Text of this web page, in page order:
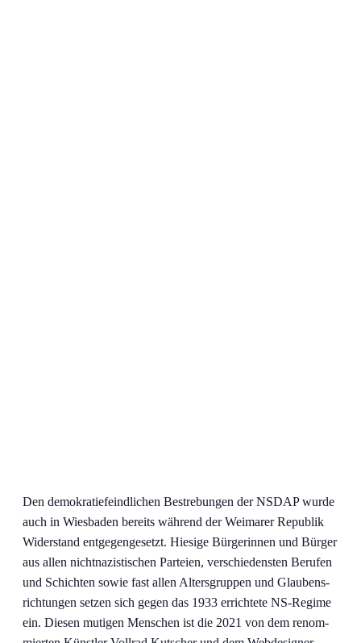
Den de­mo­kra­tie­feind­li­chen Be­stre­bun­gen der NSDAP wur­de
auch in Wies­ba­den be­reits wäh­rend der Wei­ma­rer Re­pu­blik
Wi­der­stand ent­ge­gen­ge­setzt. Hie­si­ge Bür­ge­rin­nen und Bür­ger
aus al­len nicht­na­zis­ti­schen Par­tei­en, ver­schie­dens­ten Be­ru­fen
und Schich­ten so­wie fast al­len Al­ters­grup­pen und Glau­bens­
rich­tun­gen set­zen sich ge­gen das 1933 er­rich­te­te NS-Re­gime
ein. Die­sen mu­ti­gen Men­schen ist die 2021 von dem re­nom­